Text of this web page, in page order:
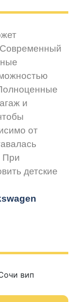
и
от
При
детские